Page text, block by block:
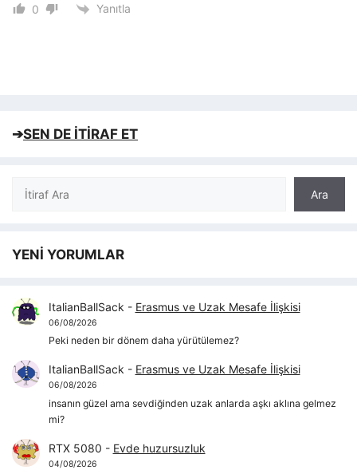
0 Yanıtla
➔SEN DE İTİRAF ET
Ara
Ara
YENİ YORUMLAR
ItalianBallSack - Erasmus ve Uzak Mesafe İlişkisi
06/08/2026
Peki neden bir dönem daha yürütülemez?
ItalianBallSack - Erasmus ve Uzak Mesafe İlişkisi
06/08/2026
insanın güzel ama sevdiğinden uzak anlarda aşkı aklına gelmez
mi?
RTX 5080 - Evde huzursuzluk
04/08/2026